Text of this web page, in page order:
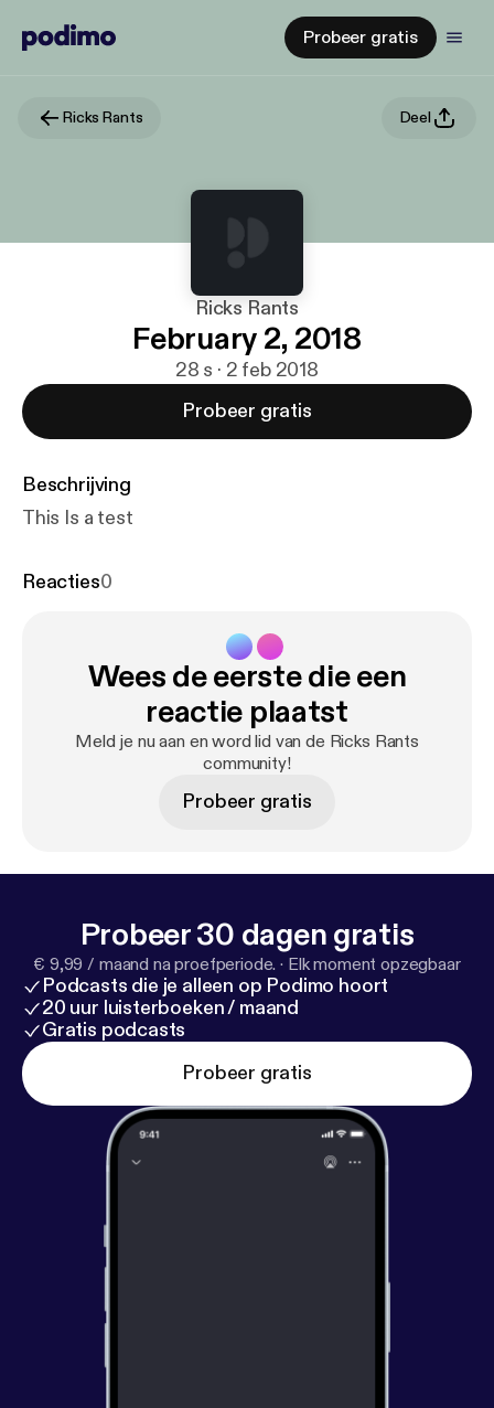
Probeer gratis
Ricks Rants Deel
Ricks Rants
February 2, 2018
28 s · 2 feb 2018
Probeer gratis
Beschrijving
This Is a test
Reacties0
Wees de eerste die een
reactie plaatst
Meld je nu aan en word lid van de Ricks Rants
community!
Probeer gratis
Probeer 30 dagen gratis
€ 9,99 / maand na proefperiode. · Elk moment opzegbaar
Podcasts die je alleen op Podimo hoort
20 uur luisterboeken / maand
Gratis podcasts
Probeer gratis